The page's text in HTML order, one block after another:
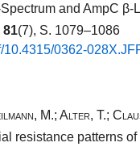
and AmpC
81(7), S. 1079–1086
​0362​-​
M.; Alter, T.;
resistance patterns